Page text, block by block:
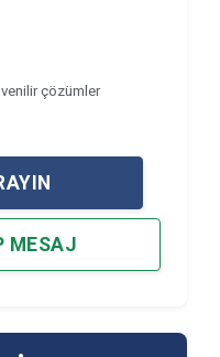
çözümler
MESAJ